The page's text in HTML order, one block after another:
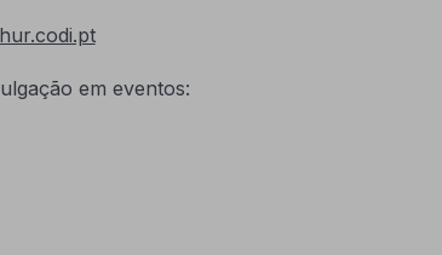
em eventos: